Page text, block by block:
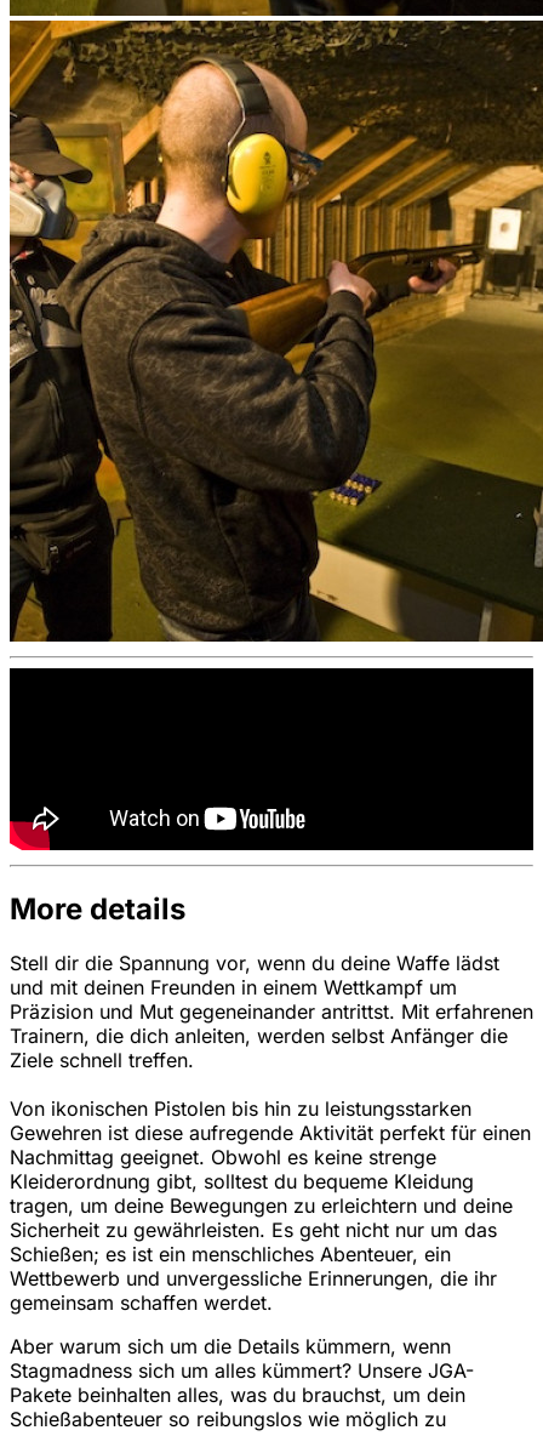
More details
Stell dir die Spannung vor, wenn du deine Waffe lädst
und mit deinen Freunden in einem Wettkampf um
Präzision und Mut gegeneinander antrittst. Mit erfahrenen
Trainern, die dich anleiten, werden selbst Anfänger die
Ziele schnell treffen.
Von ikonischen Pistolen bis hin zu leistungsstarken
Gewehren ist diese aufregende Aktivität perfekt für einen
Nachmittag geeignet. Obwohl es keine strenge
Kleiderordnung gibt, solltest du bequeme Kleidung
tragen, um deine Bewegungen zu erleichtern und deine
Sicherheit zu gewährleisten. Es geht nicht nur um das
Schießen; es ist ein menschliches Abenteuer, ein
Wettbewerb und unvergessliche Erinnerungen, die ihr
gemeinsam schaffen werdet.
Aber warum sich um die Details kümmern, wenn
Stagmadness sich um alles kümmert? Unsere JGA-
Pakete beinhalten alles, was du brauchst, um dein
Schießabenteuer so reibungslos wie möglich zu